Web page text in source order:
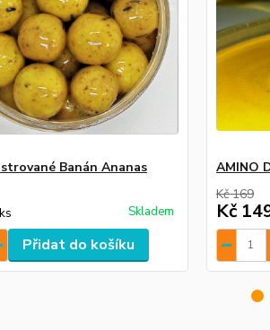
Banán Ananas
Skladem
Přidat do košíku
AMINO
Kč 169
Kč